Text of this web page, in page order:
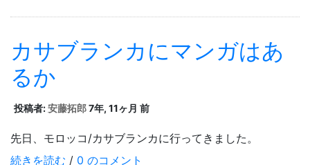
カサブランカにマンガはあ
るか
投稿者:安藤拓郎7年, 11ヶ月 前
先日、モロッコ/カサブランカに行ってきました。
続きを読む / 0 のコメント